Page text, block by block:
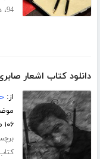
94،
دانلود کتاب اشعار
از:
۱۰۶ صفحه